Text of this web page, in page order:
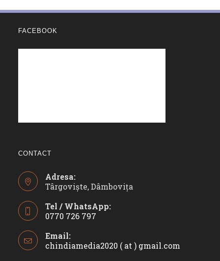
FACEBOOK
CONTACT
Adresa:
Târgoviște, Dâmbovița
Tel / WhatsApp:
0770 726 797
in
your
Email:
chindiamedia2020 ( at ) gmail.com